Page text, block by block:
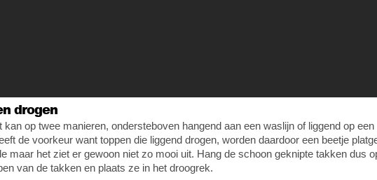
drogen
kan op twee manieren, ondersteboven hangend aan een waslijn of liggend op een
de voorkeur want toppen die liggend drogen, worden daardoor een beetje
maar het ziet er gewoon niet zo mooi uit. Hang de schoon geknipte takken dus
van de takken en plaats ze in het droogrek.